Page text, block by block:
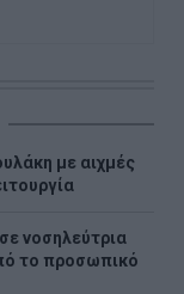
με αιχμές
νοσηλεύτρια
το προσωπικό